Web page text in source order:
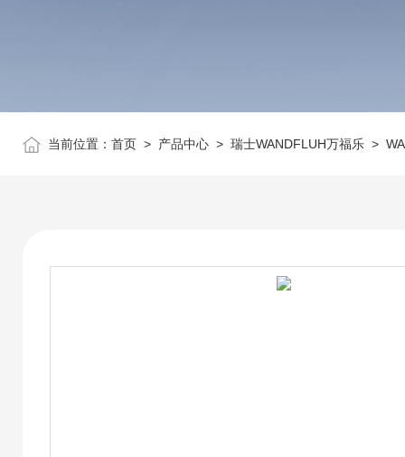
当前位置： 首页 > 产品中心 > 瑞士WANDFLUH万福乐 >